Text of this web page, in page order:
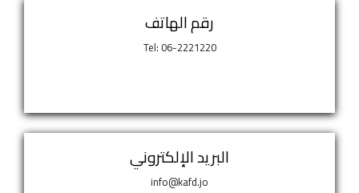
رقم الهاتف
Tel: 06-2221220
البريد الإلكتروني
info@kafd.jo